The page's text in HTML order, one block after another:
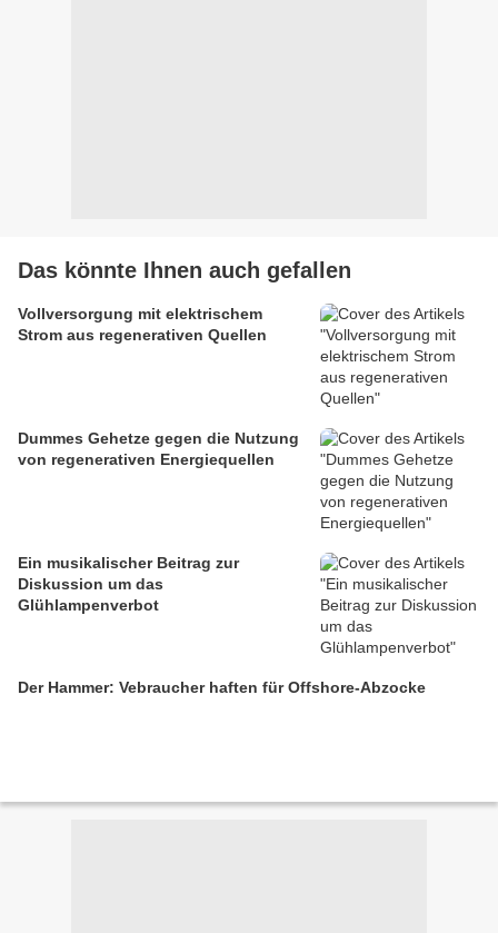
Das könnte Ihnen auch gefallen
Vollversorgung mit elektrischem
Strom aus regenerativen Quellen
Dummes Gehetze gegen die Nutzung
von regenerativen Energiequellen
Ein musikalischer Beitrag zur
Diskussion um das
Glühlampenverbot
Der Hammer: Vebraucher haften für Offshore-Abzocke